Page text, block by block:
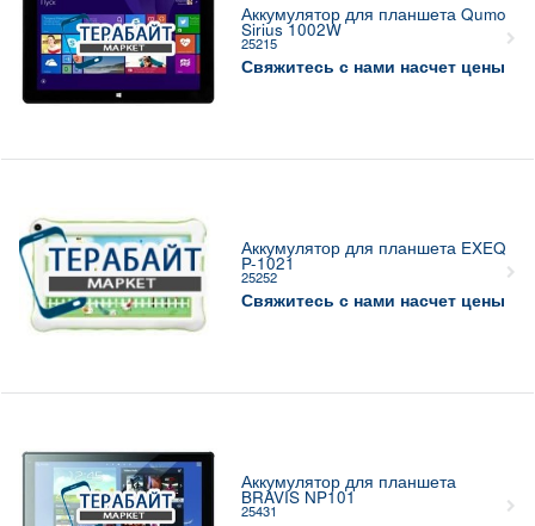
Аккумулятор для планшета Qumo
Sirius 1002W
25215
Свяжитесь с нами насчет цены
Аккумулятор для планшета EXEQ
P-1021
25252
Свяжитесь с нами насчет цены
Аккумулятор для планшета
BRAVIS NP101
25431